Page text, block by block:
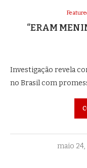
“ERAM
Investigação revela
no Brasil com
maio 24,